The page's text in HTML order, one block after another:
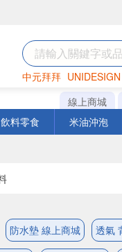
中元拜拜 UNIDESIGN
巧克力 罐頭 衛
線上商城
飲料零食 米油沖泡
防水墊 線上商城 透氣